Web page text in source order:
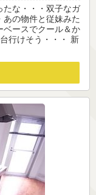
たな・・・双子なガ
の物件と従妹みた
ベースでクール＆か
行けそう・・・ 新